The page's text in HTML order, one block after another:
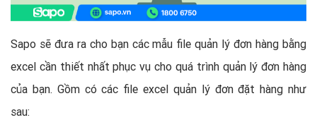
Sapo sẽ đưa ra cho bạn các mẫu file quản lý đơn hàng bằng
excel cần thiết nhất phục vụ cho quá trình quản lý đơn hàng
của bạn. Gồm có các file excel quản lý đơn đặt hàng như
sau: